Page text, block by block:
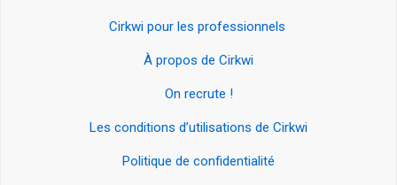
Cirkwi pour les professionnels
À propos de Cirkwi
On recrute !
Les conditions d’utilisations de Cirkwi
Politique de confidentialité